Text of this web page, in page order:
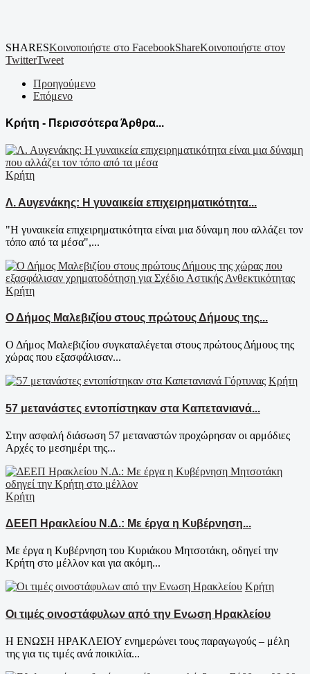
SHARESΚοινοποιήστε στο FacebookShareΚοινοποιήστε στον
TwitterTweet
Προηγούμενο
Επόμενο
Κρήτη - Περισσότερα Άρθρα...
Κρήτη
Λ. Αυγενάκης: Η γυναικεία επιχειρηματικότητα...
"Η γυναικεία επιχειρηματικότητα είναι μια δύναμη που αλλάζει τον
τόπο από τα μέσα",...
Κρήτη
Ο Δήμος Μαλεβιζίου στους πρώτους Δήμους της...
Ο Δήμος Μαλεβιζίου συγκαταλέγεται στους πρώτους Δήμους της
χώρας που εξασφάλισαν...
Κρήτη
57 μετανάστες εντοπίστηκαν στα Καπετανιανά...
Στην ασφαλή διάσωση 57 μεταναστών προχώρησαν οι αρμόδιες
Αρχές το μεσημέρι της...
Κρήτη
ΔΕΕΠ Ηρακλείου Ν.Δ.: Με έργα η Κυβέρνηση...
Με έργα η Κυβέρνηση του Κυριάκου Μητσοτάκη, οδηγεί την
Κρήτη στο μέλλον και για ακόμη...
Κρήτη
Οι τιμές οινοστάφυλων από την Ενωση Ηρακλείου
Η ΕΝΩΣΗ ΗΡΑΚΛΕΙΟΥ ενημερώνει τους παραγωγούς – μέλη
της για τις τιμές ανά ποικιλία...